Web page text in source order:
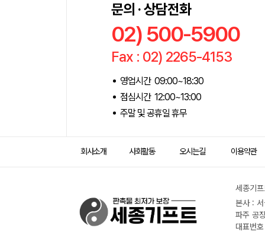
문의 · 상담전화
02) 500-5900
Fax : 02) 2265-4153
영업시간 09:00~18:30
점심시간 12:00~13:00
주말 및 공휴일 휴무
회사소개 사회활동 오시는길 이용약관
세종기
본사 :
파주 공
대표번